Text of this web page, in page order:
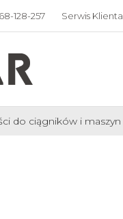
128-257 Serwis Klienta
do ciągników i maszyn